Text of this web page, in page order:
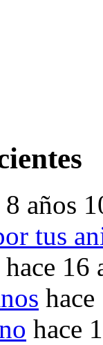
8 años
tus
hace 16
hace